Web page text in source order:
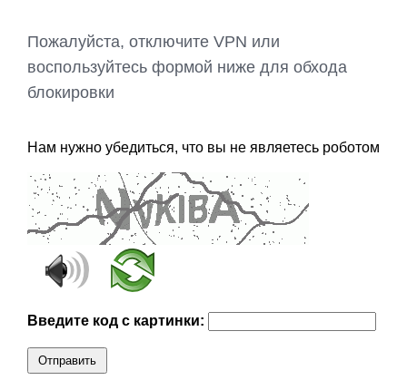
Пожалуйста, отключите VPN или
воспользуйтесь формой ниже для обхода
блокировки
Нам нужно убедиться, что вы не являетесь роботом
Введите код с картинки:
Отправить